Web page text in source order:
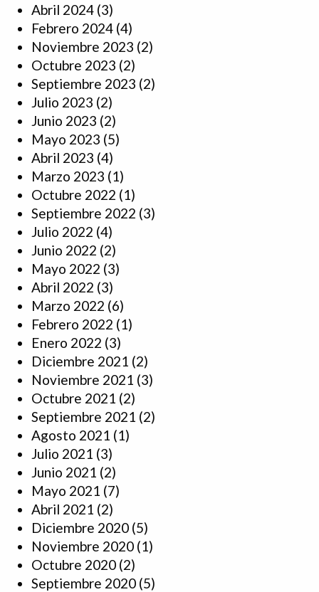
Abril 2024 (3)
Febrero 2024 (4)
Noviembre 2023 (2)
Octubre 2023 (2)
Septiembre 2023 (2)
Julio 2023 (2)
Junio 2023 (2)
Mayo 2023 (5)
Abril 2023 (4)
Marzo 2023 (1)
Octubre 2022 (1)
Septiembre 2022 (3)
Julio 2022 (4)
Junio 2022 (2)
Mayo 2022 (3)
Abril 2022 (3)
Marzo 2022 (6)
Febrero 2022 (1)
Enero 2022 (3)
Diciembre 2021 (2)
Noviembre 2021 (3)
Octubre 2021 (2)
Septiembre 2021 (2)
Agosto 2021 (1)
Julio 2021 (3)
Junio 2021 (2)
Mayo 2021 (7)
Abril 2021 (2)
Diciembre 2020 (5)
Noviembre 2020 (1)
Octubre 2020 (2)
Septiembre 2020 (5)